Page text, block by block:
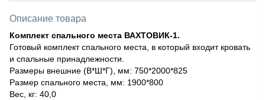
Описание товара
Комплект спального места ВАХТОВИК-1.
Готовый комплект спального места, в который входит кровать
и спальные принадлежности.
Размеры внешние (В*Ш*Г), мм: 750*2000*825
Размер спального места, мм: 1900*800
Вес, кг: 40,0